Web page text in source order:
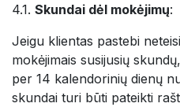
4.1. Skundai dėl mokėjimų:
Jeigu klientas pastebi
mokėjimais susijusių
per 14 kalendorinių dienų
skundai turi būti pateikti